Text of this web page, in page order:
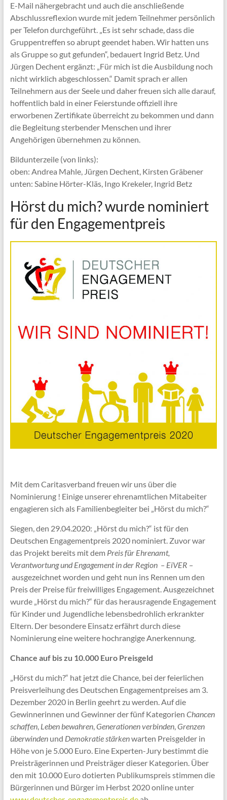
E-Mail nähergebracht und auch die anschließende
Abschlussreflexion wurde mit jedem Teilnehmer persönlich
per Telefon durchgeführt. „Es ist sehr schade, dass die
Gruppentreffen so abrupt geendet haben. Wir hatten uns
als Gruppe so gut gefunden“, bedauert Ingrid Betz. Und
Jürgen Dechent ergänzt: „Für mich ist die Ausbildung noch
nicht wirklich abgeschlossen.“ Damit sprach er allen
Teilnehmern aus der Seele und daher freuen sich alle darauf,
hoffentlich bald in einer Feierstunde offiziell ihre
erworbenen Zertifikate überreicht zu bekommen und dann
die Begleitung sterbender Menschen und ihrer
Angehörigen übernehmen zu können.
Bildunterzeile (von links):
oben: Andrea Mahle, Jürgen Dechent, Kirsten Gräbener
unten: Sabine Hörter-Kläs, Ingo Krekeler, Ingrid Betz
Hörst du mich? wurde nominiert
für den Engagementpreis
Mit dem Caritasverband freuen wir uns über die
Nominierung ! Einige unserer ehrenamtlichen Mitabeiter
engagieren sich als Familienbegleiter bei „Hörst du mich?“
Siegen, den 29.04.2020: „Hörst du mich?“ ist für den
Deutschen Engagementpreis 2020 nominiert. Zuvor war
das Projekt bereits mit dem Preis für Ehrenamt,
Verantwortung und Engagement in der Region – EiVER –
ausgezeichnet worden und geht nun ins Rennen um den
Preis der Preise für freiwilliges Engagement. Ausgezeichnet
wurde „Hörst du mich?“ für das herausragende Engagement
für Kinder und Jugendliche lebensbedrohlich erkrankter
Eltern. Der besondere Einsatz erfährt durch diese
Nominierung eine weitere hochrangige Anerkennung.
Chance auf bis zu 10.000 Euro Preisgeld
„Hörst du mich?“ hat jetzt die Chance, bei der feierlichen
Preisverleihung des Deutschen Engagementpreises am 3.
Dezember 2020 in Berlin geehrt zu werden. Auf die
Gewinnerinnen und Gewinner der fünf Kategorien Chancen
schaffen, Leben bewahren,Generationen verbinden,Grenzen
überwindenund Demokratie stärkenwarten Preisgelder in
Höhe von je 5.000 Euro. Eine Experten-Jury bestimmt die
Preisträgerinnen und Preisträger dieser Kategorien. Über
den mit 10.000 Euro dotierten Publikumspreis stimmen die
Bürgerinnen und Bürger im Herbst 2020 online unter